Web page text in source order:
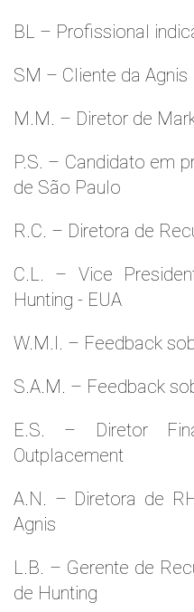
BL – Profissional
SM – Cliente da Agnis
M.M. – Diretor de
P.S. – Candidato em
de São Paulo
R.C. – Diretora de
C.L. – Vice
Hunting - EUA
W.M.l. – Feedback
S.A.M. – Feedback
E.S. – Diretor
Outplacement
A.N. – Diretora de
Agnis
L.B. – Gerente de
de Hunting